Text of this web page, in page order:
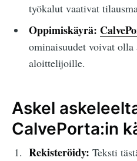
työkalut vaativat
Oppimiskäyrä:
ominaisuudet voivat olla
aloittelijoille.
Askel
CalvePorta:in
Rekisteröidy: Teksti